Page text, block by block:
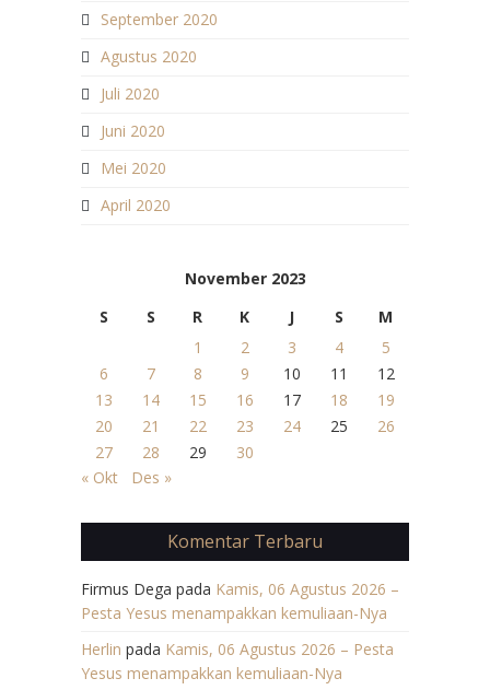
September 2020
Agustus 2020
Juli 2020
Juni 2020
Mei 2020
April 2020
November 2023
S
S R K J S
M
1
2 3 4
5
6
7 8 9 10 11
12
13
14 15 16 17 18
19
20
21 22 23 24 25
26
27
28 29
30
« Okt
Des »
Komentar Terbaru
Firmus Dega pada Kamis, 06 Agustus 2026 –
Pesta Yesus menampakkan kemuliaan-Nya
Herlin pada Kamis, 06 Agustus 2026 – Pesta
Yesus menampakkan kemuliaan-Nya